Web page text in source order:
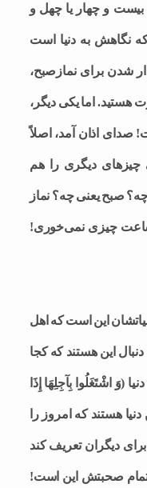
و چهار یا چهل و
به دنیا است
شدن برای نمازصبح،
اما یکی دیگر،
صدای اذان آمد، اصلاً
چیزهای دیگری را هم
صبح یعنی چه؟ نماز
چیزی نمی‌خوری!
این است که اهل
این هستند که کجا
(وَ اشْتَغَلُوا بِآجِلِهَا إِذَا
هستند که امروز را
دیگران تعریف کند
تمام صحبتش این است!